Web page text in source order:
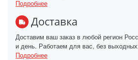
Подробнее
Доставка
Доставим ваш заказ в любой регион
и день. Работаем для вас, без
Подробнее